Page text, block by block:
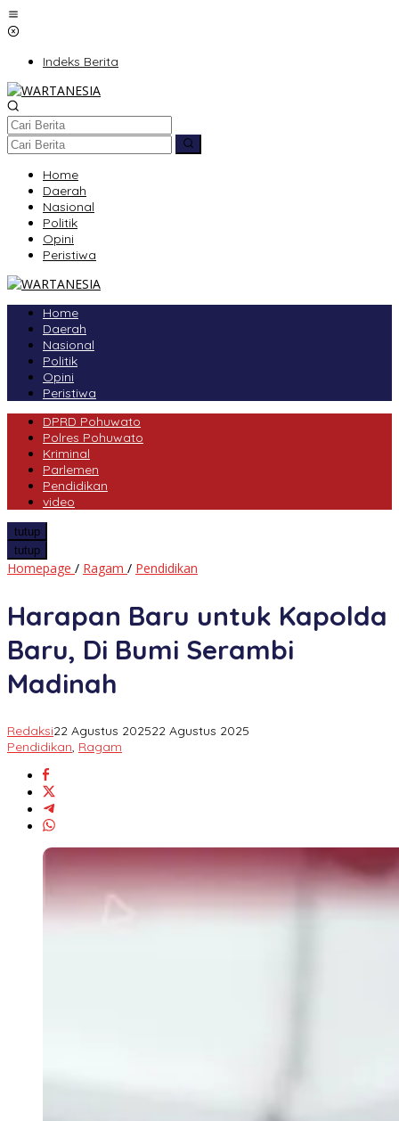
Lewati
ke
Indeks Berita
Home
Daerah
Nasional
Politik
Opini
Peristiwa
Home
Daerah
Nasional
Politik
Opini
Peristiwa
DPRD Pohuwato
Polres Pohuwato
Kriminal
Parlemen
Pendidikan
video
tutup
tutup
Homepage / Ragam / Pendidikan
Kapolda
Di
Harapan Baru untuk Kapolda
Baru, Di Bumi Serambi
Madinah
Redaksi22 Agustus 202522 Agustus 2025
Pendidikan, Ragam